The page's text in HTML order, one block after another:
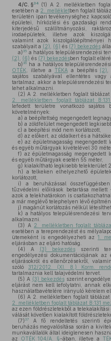
4/C. §34 (1) A 2. mellékletben
esetében a 2. mellékletben foglalt
területén ipari tevékenységhez
épületei, hírközlési és gazdasági
kiterjedésű szállítmányozási,
irodaépületek, illetve azok
valamint azok
szabályait a (2) (6) és (7) bekezdés
a) 35 a hatályos településrendezési
(2)
(6) és (7) bekezdésben foglalt
b) 36 ha a hatályos
OTÉK , illetve a TÉKA a beépítés (2)
sajátos szabályával ellentétes vagy
tartalmaz, akkor a településrendezési
lehet alkalmazni.
(2) A 2. mellékletben foglalt táblázat
2. mellékletben foglalt táblázat
lefedett területre vonatkozó sajátos
követelmények:
a) a beépítettség megengedett
b) a zöldfelület megengedett
c) a beépítési mód nem korlátozott,
d) az előkert, az oldalkert és a
e) az épületmagasság megengedett
és egyéb műtárgyak kivételével 30
f) az épületmagasság megengedett
és egyéb műtárgyak esetén 55 méter,
g) kialakítható legkisebb telekterület
h) a telkeken elhelyezhető
korlátozott,
i) a beruházással
tűzvédelmi előírások betartása
azok a telekhatárokon is
a már meglévő telephelyen lévő
j) magánút korlátozás nélkül
k) a hatályos településrendezési
alkalmazni.
(3) A 2. mellékletben foglalt
esetében a tereprendezést és
ütemeként is engedélyezheti az1.
eljárásban az eljáró hatóság.
(4) A (3) bekezdésszerinti
engedélyezési dokumentációjának az
eljárásokról és ellenőrzésekről,
szóló 312/2012. (XI. 8.) Korm.
tartalmaznia kell talajvédelmi tervet.
(5) A (3) bekezdésszerint
eljárást nem kell lefolytatni, annak
használatbavételére irányuló kérelem
(6) A 2. mellékletben foglalt táblázat
2. mellékletben foglalt táblázat B:131
az ezen földrészletekből a telekalakítási
válását követően kialakított
(7) 37
A fő rendeltetés szerinti
beruházás megvalósítása során a
munkavállalók által ideiglenesen
az
OTÉK 104/A. §-ában, illetve a